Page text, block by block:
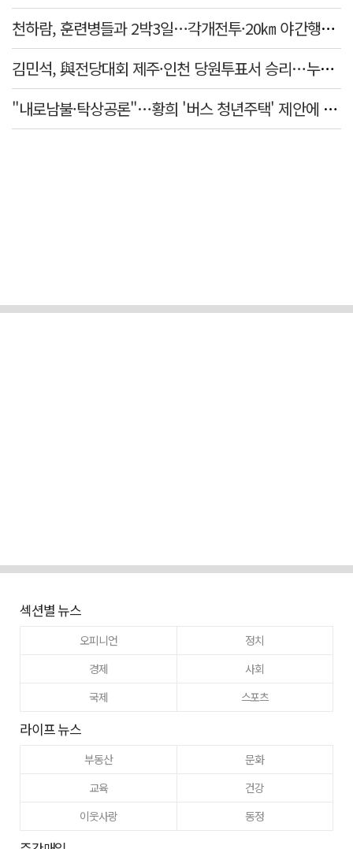
천하람, 훈련병들과 2박3일…각개전투·20㎞ 야간행군 체험
김민석, 與전당대회 제주·인천 당원투표서 승리…누적 득표는 '초박빙'
"내로남불·탁상공론"…황희 '버스 청년주택' 제안에 與 내부서도 쓴소리
섹션별 뉴스
오피니언
정치
경제
사회
국제
스포츠
라이프 뉴스
부동산
문화
교육
건강
이웃사랑
동정